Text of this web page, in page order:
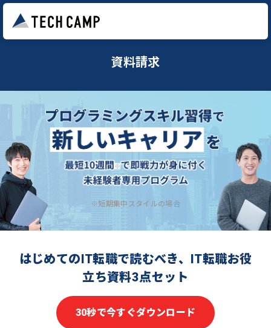
資料請求
※短期集中スタイルの場合
はじめてのIT転職で読むべき、IT転職お役
立ち資料3点セット
30秒で今すぐダウンロード